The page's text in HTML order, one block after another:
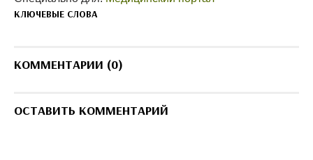
КЛЮЧЕВЫЕ СЛОВА
КОММЕНТАРИИ (0)
ОСТАВИТЬ КОММЕНТАРИЙ